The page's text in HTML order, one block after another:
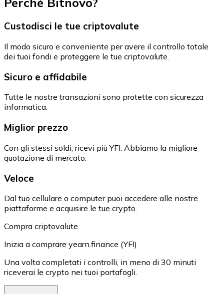
Custodisci le tue criptovalute
Il modo sicuro e conveniente per avere il controllo totale
dei tuoi fondi e proteggere le tue criptovalute.
Sicuro e affidabile
Tutte le nostre transazioni sono protette con sicurezza
informatica.
Miglior prezzo
Con gli stessi soldi, ricevi più YFI. Abbiamo la migliore
quotazione di mercato.
Veloce
Dal tuo cellulare o computer puoi accedere alle nostre
piattaforme e acquisire le tue crypto.
Compra criptovalute
Inizia a comprare yearn.finance (YFI)
Una volta completati i controlli, in meno di 30 minuti
riceverai le crypto nei tuoi portafogli.